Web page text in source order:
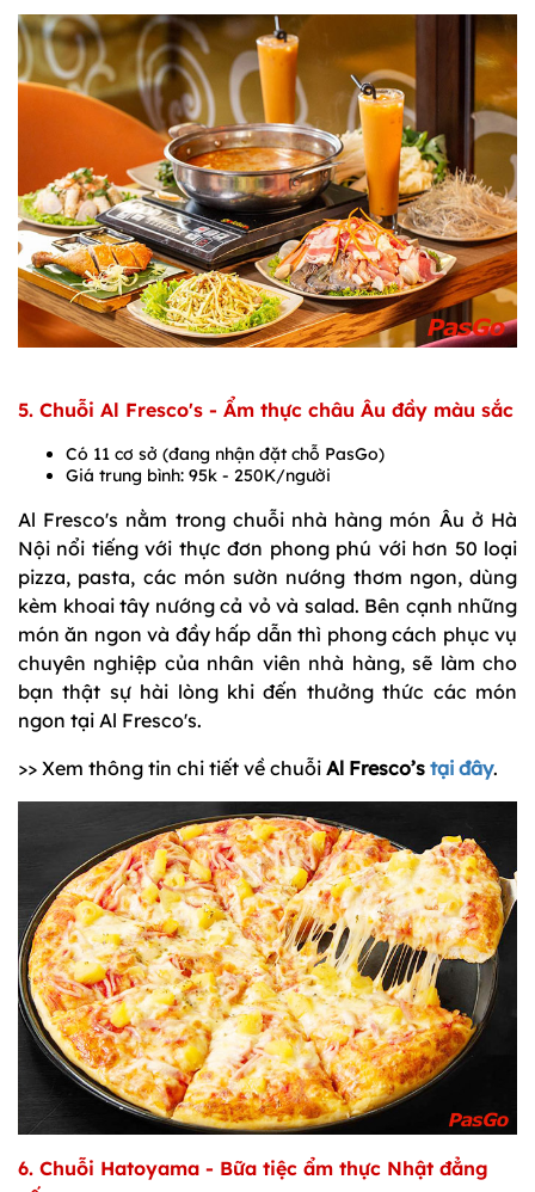
5. Chuỗi Al Fresco's - Ẩm thực châu Âu đầy màu sắc
Có 11 cơ sở (đang nhận đặt chỗ PasGo)
Giá trung bình: 95k - 250K/người
Al Fresco's nằm trong chuỗi nhà hàng món Âu ở Hà
Nội nổi tiếng với thực đơn phong phú với hơn 50 loại
pizza, pasta, các món sườn nướng thơm ngon, dùng
kèm khoai tây nướng cả vỏ và salad. Bên cạnh những
món ăn ngon và đầy hấp dẫn thì phong cách phục vụ
chuyên nghiệp của nhân viên nhà hàng, sẽ làm cho
bạn thật sự hài lòng khi đến thưởng thức các món
ngon tại Al Fresco's.
>> Xem thông tin chi tiết về chuỗi Al Fresco’s tại đây.
6. Chuỗi Hatoyama - Bữa tiệc ẩm thực Nhật đẳng